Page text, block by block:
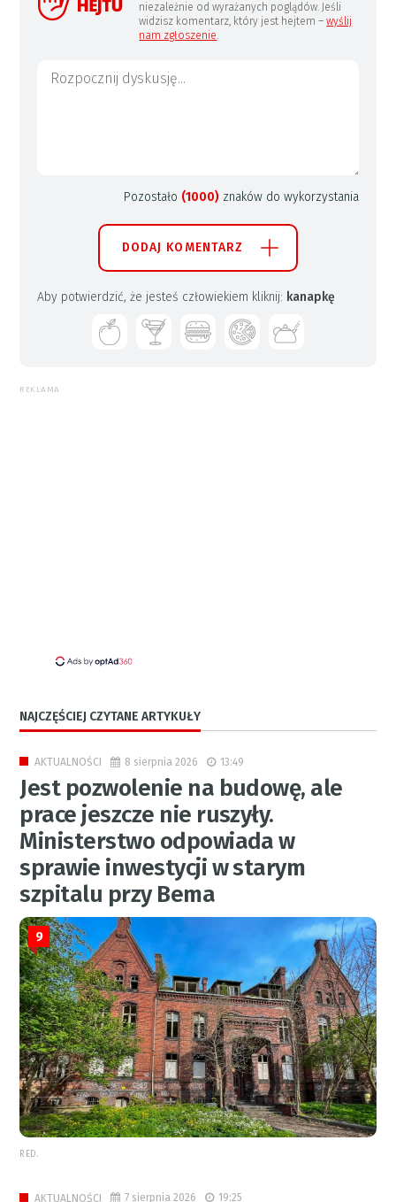
niezależnie od wyrażanych poglądów. Jeśli
widzisz komentarz, który jest hejtem –wyślij
nam zgłoszenie
Pozostało (1000) znaków do wykorzystania
DODAJ KOMENTARZ
Aby potwierdzić, że jesteś człowiekiem kliknij: kanapkę
REKLAMA
NAJCZĘŚCIEJ CZYTANE ARTYKUŁY
AKTUALNOŚCI 8 sierpnia 2026 13:49
Jest pozwolenie na budowę, ale
prace jeszcze nie ruszyły.
Ministerstwo odpowiada w
sprawie inwestycji w starym
szpitalu przy Bema
9
RED.
AKTUALNOŚCI 7 sierpnia 2026 19:25